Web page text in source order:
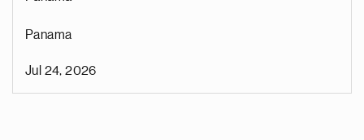
Panama
Jul 24, 2026